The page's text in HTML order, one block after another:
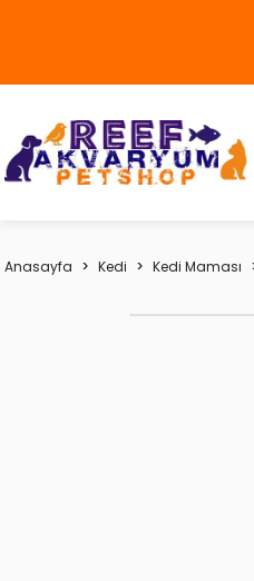
Anasayfa Kedi Kedi Maması